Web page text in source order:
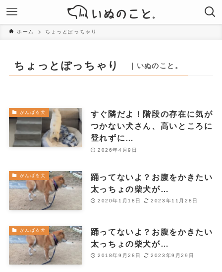
ホーム ちょっとぽっちゃり
ちょっとぽっちゃり ｜いぬのこと。
がんばる犬
すぐ隣だよ！階段の存在に気が
つかない犬さん、高いところに
登れずに…
2026年4月9日
がんばる犬
踊ってないよ？お腹をかきたい
太っちょの柴犬が…
2020年1月18日 2023年11月28日
がんばる犬
踊ってないよ？お腹をかきたい
太っちょの柴犬が…
2018年9月28日 2023年9月29日